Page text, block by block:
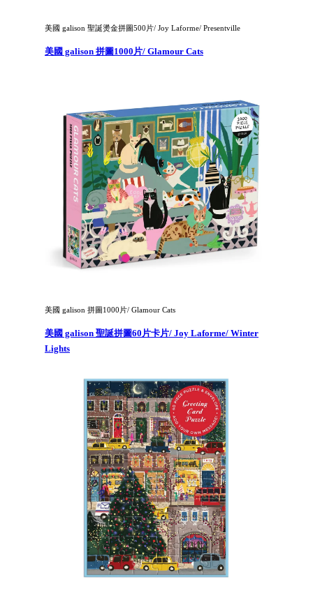
美國 galison 聖誕燙金拼圖500片/ Joy Laforme/ Presentville
美國 galison 拼圖1000片/ Glamour Cats
美國 galison 拼圖1000片/ Glamour Cats
美國 galison 聖誕拼圖60片卡片/ Joy Laforme/ Winter
Lights